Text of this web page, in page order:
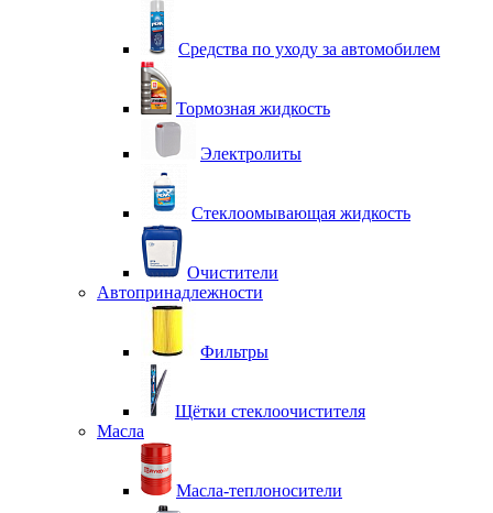
Средства по уходу за автомобилем
Тормозная жидкость
Электролиты
Стеклоомывающая жидкость
Очистители
Автопринадлежности
Фильтры
Щётки стеклоочистителя
Масла
Масла-теплоносители